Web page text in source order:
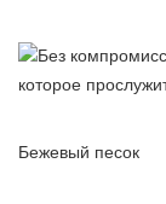
Бежевый песок